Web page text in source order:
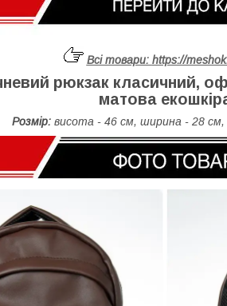
Всі товари: https://
рюкзак класичний,
матова
Розмір: висота - 46 см, ширина - 28